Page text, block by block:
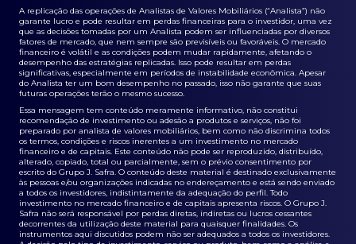
A replicação das operações de Analistas de Valores Mobiliários (“Analista”) não
garante lucro e pode resultar em perdas financeiras para o investidor, uma vez
que as decisões tomadas por um Analista podem ser influenciadas por diversos
fatores de mercado, que nem sempre são previsíveis ou favoráveis. O mercado
financeiro é volátil e as condições podem mudar rapidamente, afetando o
desempenho das estratégias replicadas. Isso pode resultar em perdas
significativas, especialmente em períodos de instabilidade econômica. Apesar
do Analista ter um bom desempenho no passado, isso não garante que suas
futuras operações terão o mesmo sucesso.
Essa mensagem tem conteúdo meramente informativo, não constitui
recomendação de investimento ou adesão a produtos e serviços, não foi
preparado por analista de valores mobiliários, bem como não discrimina todos
os termos, condições e riscos inerentes a um investimento no mercado
financeiro e de capitais. Este conteúdo não pode ser reproduzido, distribuído,
alterado, copiado, total ou parcialmente, sem o prévio consentimento por
escrito do Grupo J. Safra. O conteúdo deste material é destinado exclusivamente
às pessoas e/ou organizações indicadas no endereçamento e está sendo enviado
a todos os investidores, indistintamente da adequação do perfil. Todo
investimento no mercado financeiro e de capitais apresenta riscos. O Grupo J.
Safra não será responsável por perdas diretas, indiretas ou lucros cessantes
decorrentes da utilização deste material para quaisquer finalidades. Os
instrumentos aqui discutidos podem não ser adequados a todos os investidores.